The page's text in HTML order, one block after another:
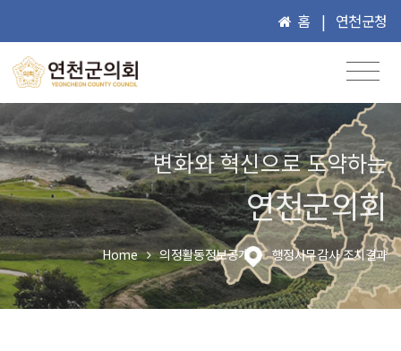
홈 | 연천군청
변화와 혁신으로 도약하는
연천군의회
Home 의정활동정보공개 행정사무감사 조치결과